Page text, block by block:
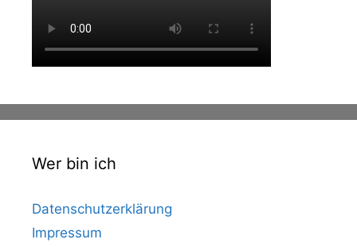
Wer bin ich
Datenschutzerklärung
Impressum